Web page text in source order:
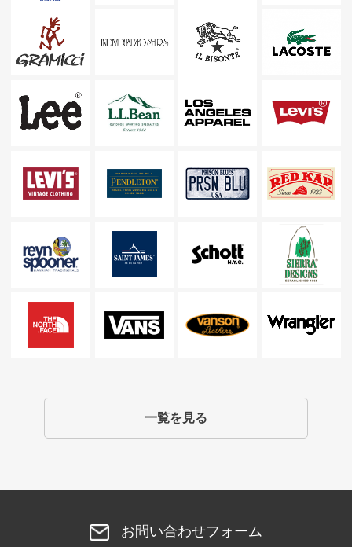
一覧を見る
お問い合わせフォーム